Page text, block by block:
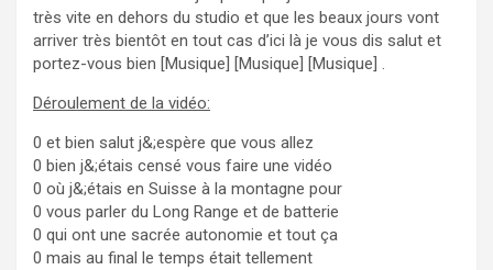
Déroulement de la vidéo:
0 et bien salut j&;espère que vous allez
0 bien j&;étais censé vous faire une vidéo
0 où j&;étais en Suisse à la montagne pour
0 vous parler du Long Range et de batterie
0 qui ont une sacrée autonomie et tout ça
0 mais au final le temps était tellement